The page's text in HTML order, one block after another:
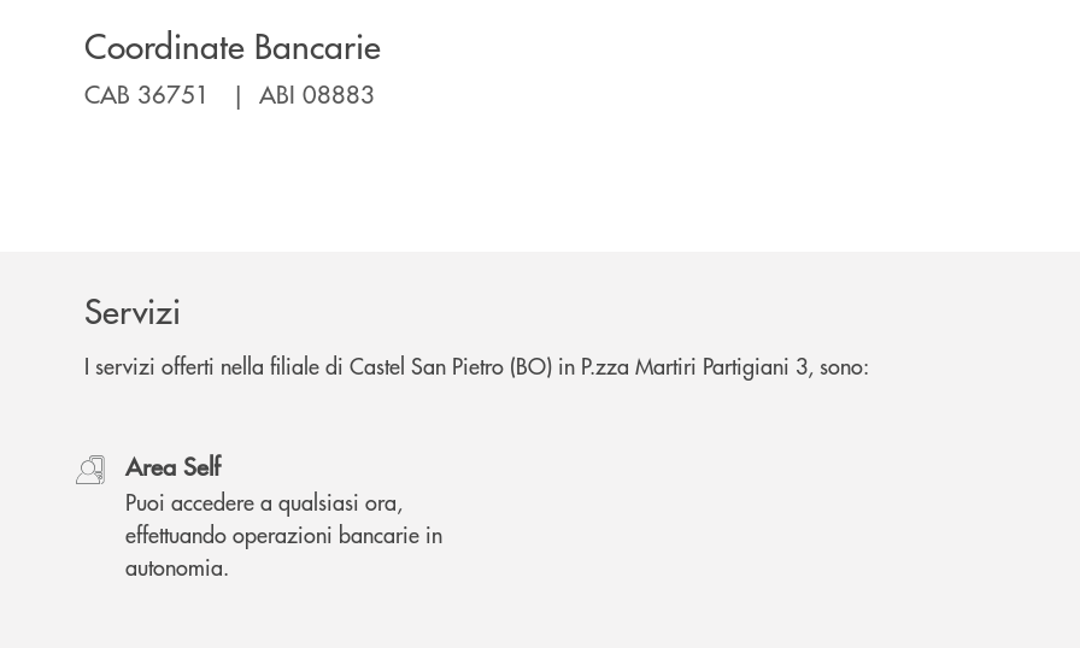
Coordinate Bancarie
CAB 36751 | ABI 08883
Servizi
I servizi offerti nella filiale di Castel San Pietro (BO) in P.zza Martiri Partigiani 3, sono:
Area Self
Puoi accedere a qualsiasi ora,
effettuando operazioni bancarie in
autonomia.